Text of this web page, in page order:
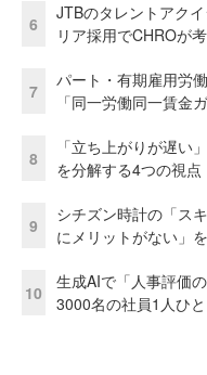
6
JTBのタレントアク
リア採用でCHROが
7
パート・有期雇用労
「同一労働同一賃金
8
「立ち上がりが遅
を分解する4つの視点
9
シチズン時計の「ス
にメリットがない」
10
生成AIで「人事評価
3000名の社員1人ひ